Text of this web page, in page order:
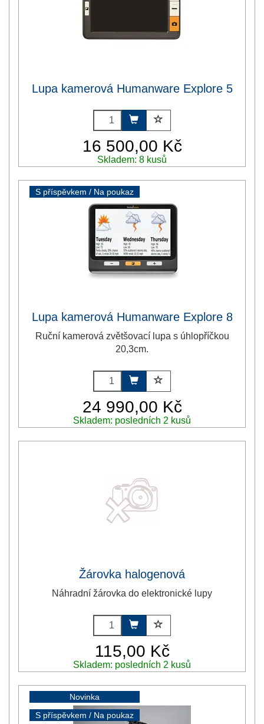
Lupa kamerová Humanware Explore 5
16 500,00 Kč
Skladem: 8 kusů
S příspěvkem / Na poukaz
Lupa kamerová Humanware Explore 8
Ruční kamerová zvětšovací lupa s úhlopříčkou
20,3cm.
24 990,00 Kč
Skladem: posledních 2 kusů
Žárovka halogenová
Náhradní žárovka do elektronické lupy
115,00 Kč
Skladem: posledních 2 kusů
Novinka
S příspěvkem / Na poukaz